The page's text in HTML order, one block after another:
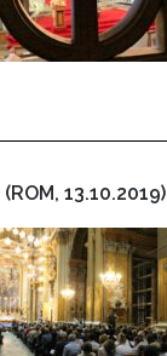
13.10.2019)